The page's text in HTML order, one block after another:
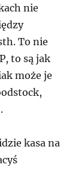
nie
To nie
to są jak
może je
kasa na